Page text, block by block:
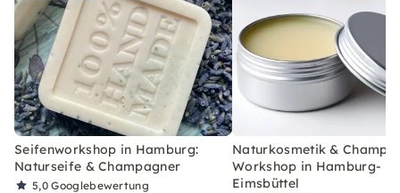
Seifenworkshop in Hamburg:
Naturseife & Champagner
5,0Googlebewertung
Naturkosmetik &
Workshop in Hamburg-
Eimsbüttel